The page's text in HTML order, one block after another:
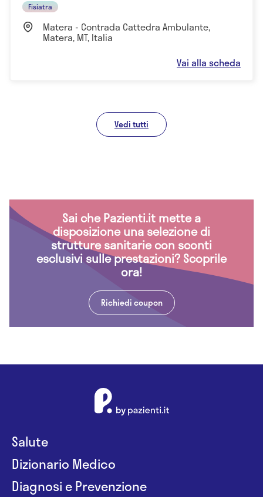
Fisiatra
Matera - Contrada Cattedra Ambulante,
Matera, MT, Italia
Vai alla scheda
Vedi tutti
Sai che Pazienti.it mette a
disposizione una selezione di
strutture sanitarie con sconti
esclusivi sulle prestazioni? Scoprile
ora!
Richiedi coupon
Salute
Dizionario Medico
Diagnosi e Prevenzione